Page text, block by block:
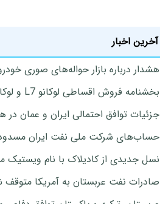
آخرین اخبار
هشدار درباره بازار حواله‌های صوری
بخشنامه فروش اقساطی لوکانو L7 و لوکانو L8 (مرداد 1405)
جزئیات توافق احتمالی ایران و عمان در
حساب‌های شرکت ملی نفت ایران
نسل جدیدی از کادیلاک با نام ویستیک
صادرات نفت عربستان به آمریکا